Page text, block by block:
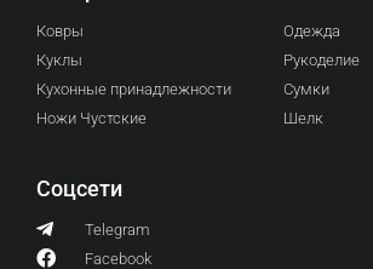
Ковры
Куклы
Кухонные принадлежности
Ножи Чустские
Одежда
Рукоделие
Сумки
Шелк
Соцсети
Telegram
Facebook